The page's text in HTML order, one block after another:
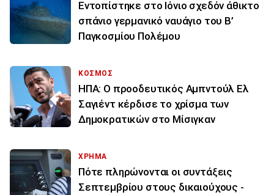
Εντοπίστηκε στο Ιόνιο σχεδόν άθικτο
σπάνιο γερμανικό ναυάγιο του Β’
Παγκοσμίου Πολέμου
ΚΟΣΜΟΣ
ΗΠΑ: Ο προοδευτικός Αμπντούλ Ελ
Σαγιέντ κέρδισε το χρίσμα των
Δημοκρατικών στο Μίσιγκαν
ΧΡΗΜΑ
Πότε πληρώνονται οι συντάξεις
Σεπτεμβρίου στους δικαιούχους -